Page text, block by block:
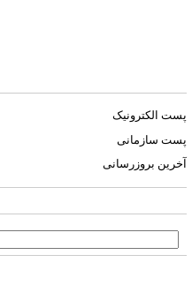
پست الکترونیک
پست سازمانی
آخرین بروزرسانی